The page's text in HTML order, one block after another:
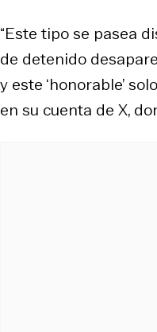
“Este tipo se pasea
de detenido
y este ‘honorable’
en su cuenta de X,